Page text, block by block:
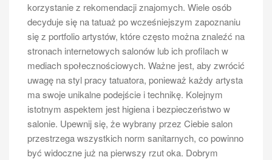
korzystanie z rekomendacji znajomych. Wiele osób
decyduje się na tatuaż po wcześniejszym zapoznaniu
się z portfolio artystów, które często można znaleźć na
stronach internetowych salonów lub ich profilach w
mediach społecznościowych. Ważne jest, aby zwrócić
uwagę na styl pracy tatuatora, ponieważ każdy artysta
ma swoje unikalne podejście i technikę. Kolejnym
istotnym aspektem jest higiena i bezpieczeństwo w
salonie. Upewnij się, że wybrany przez Ciebie salon
przestrzega wszystkich norm sanitarnych, co powinno
być widoczne już na pierwszy rzut oka. Dobrym